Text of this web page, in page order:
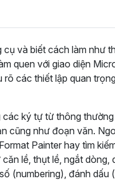
và biết cách làm như
quen với giao diện
rõ các thiết lập quan
các ký tự từ thông
cũng như đoạn văn.
Painter hay tìm
lề, thụt lề, ngắt dòng,
(numbering), đánh dấu